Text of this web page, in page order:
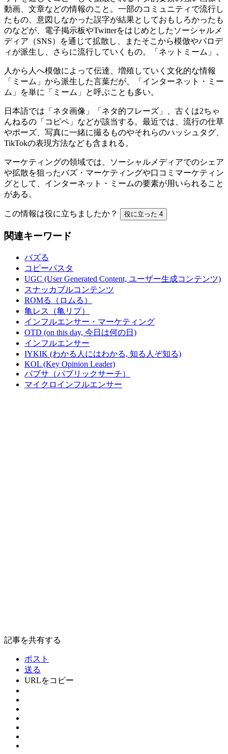
動画、文章などの情報のこと。一部のコミュニティで流行し
たもの、意図しなかった誤字が結果としておもしろかったも
のなどが、電子掲示板やTwitterをはじめとしたソーシャルメ
ディア（SNS）を通じて拡散し、またそこから模倣やパロデ
ィが派生し、さらに流行していくもの。「ネットミーム」。
人から人へ模倣によって伝達、増殖していく文化的な情報
「ミーム」から派生した言葉だが、「インターネット・ミー
ム」を単に「ミーム」と呼ぶことも多い。
日本語では「ネタ画像」「ネタ的フレーズ」、古くは2ちゃ
んねるの「コピペ」などが該当する。最近では、流行の仕草
やポーズ、写真に一緒に撮るものやそれらのハッシュタグ、
TikTokの表現方法なども含まれる。
マーケティングの領域では、ソーシャルメディアでのシェア
や拡散を狙ったバズ・マーケティングや口コミマーケティン
グとして、インターネット・ミームの要素が用いられること
がある。
この情報は役に立ちましたか？ 役に立った 4
関連キーワード
バズる
コピーパスタ
UGC (User Generated Content, ユーザー生成コンテンツ)
スナッカブルコンテンツ
ROMる（ロムる）
亀レス（亀リプ）
インフルエンサー・マーケティング
OTD (on this day, 今日は何の日)
インフルエンサー
IYKIK (わかる人にはわかる, 知る人ぞ知る)
KOL (Key Opinion Leader)
パブサ（パブリックサーチ）
マイクロインフルエンサー
記事を共有する
ポスト
送る
URLをコピー